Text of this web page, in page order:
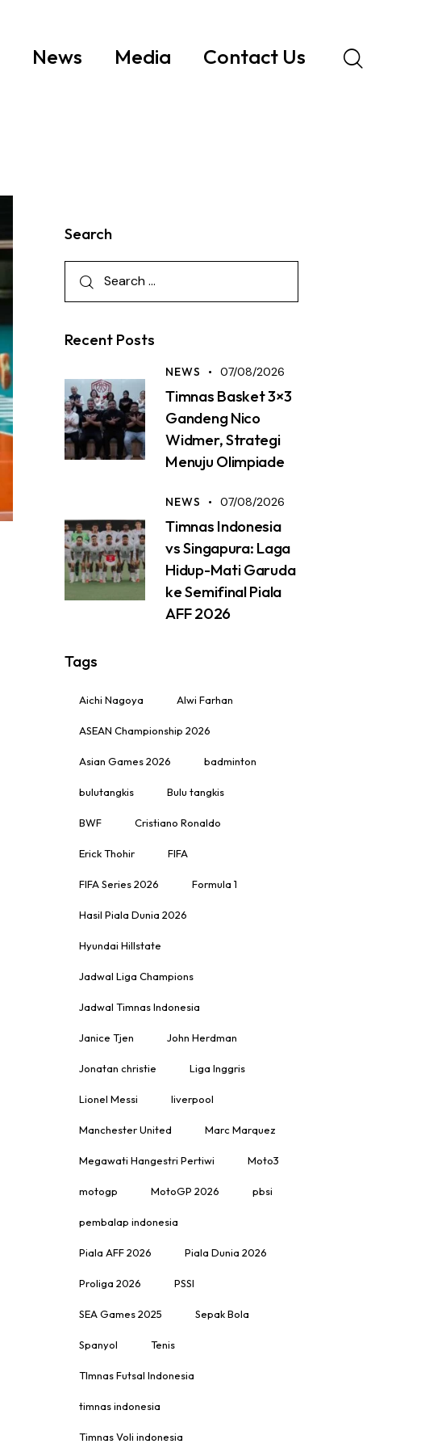
News Media Contact Us
Search
Recent Posts
NEWS 07/08/2026
Timnas Basket 3×3
Gandeng Nico
Widmer, Strategi
Menuju Olimpiade
NEWS 07/08/2026
Timnas Indonesia
vs Singapura: Laga
Hidup-Mati Garuda
ke Semifinal Piala
AFF 2026
Tags
Aichi Nagoya Alwi Farhan
ASEAN Championship 2026
Asian Games 2026 badminton
bulutangkis Bulu tangkis
BWF Cristiano Ronaldo
Erick Thohir FIFA
FIFA Series 2026 Formula 1
Hasil Piala Dunia 2026
Hyundai Hillstate
Jadwal Liga Champions
Jadwal Timnas Indonesia
Janice Tjen John Herdman
Jonatan christie Liga Inggris
Lionel Messi liverpool
Manchester United Marc Marquez
Megawati Hangestri Pertiwi Moto3
motogp MotoGP 2026 pbsi
pembalap indonesia
Piala AFF 2026 Piala Dunia 2026
Proliga 2026 PSSI
SEA Games 2025 Sepak Bola
Spanyol Tenis
TImnas Futsal Indonesia
timnas indonesia
Timnas Voli indonesia